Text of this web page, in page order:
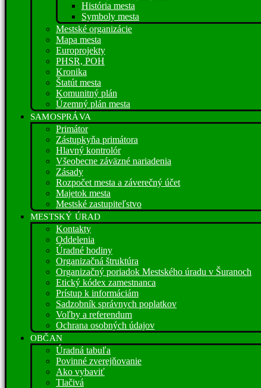
História mesta
Symboly mesta
Mestské organizácie
Mapa mesta
Europrojekty
PHSR, POH
Kronika
Štatút mesta
Komunitný plán
Územný plán mesta
SAMOSPRÁVA
Primátor
Zástupkyňa primátora
Hlavný kontrolór
Všeobecne záväzné nariadenia
Zásady
Rozpočet mesta a záverečný účet
Majetok mesta
Mestské zastupiteľstvo
MESTSKÝ ÚRAD
Kontakty
Oddelenia
Úradné hodiny
Organizačná štruktúra
Organizačný poriadok Mestského úradu v Šuranoch
Etický kódex zamestnanca
Prístup k informáciám
Sadzobník správnych poplatkov
Voľby a referendum
Ochrana osobných údajov
OBČAN
Úradná tabuľa
Povinné zverejňovanie
Ako vybaviť
Tlačivá